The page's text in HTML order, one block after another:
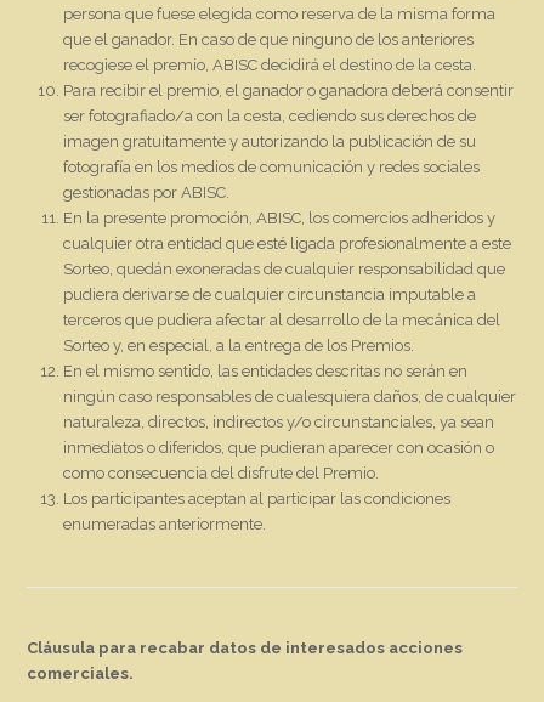
persona que fuese elegida como reserva de la misma forma
que el ganador. En caso de que ninguno de los anteriores
recogiese el premio, ABISC decidirá el destino de la cesta.
Para recibir el premio, el ganador o ganadora deberá consentir
ser fotografiado/a con la cesta, cediendo sus derechos de
imagen gratuitamente y autorizando la publicación de su
fotografía en los medios de comunicación y redes sociales
gestionadas por ABISC.
En la presente promoción, ABISC, los comercios adheridos y
cualquier otra entidad que esté ligada profesionalmente a este
Sorteo, quedán exoneradas de cualquier responsabilidad que
pudiera derivarse de cualquier circunstancia imputable a
terceros que pudiera afectar al desarrollo de la mecánica del
Sorteo y, en especial, a la entrega de los Premios.
En el mismo sentido, las entidades descritas no serán en
ningún caso responsables de cualesquiera daños, de cualquier
naturaleza, directos, indirectos y/o circunstanciales, ya sean
inmediatos o diferidos, que pudieran aparecer con ocasión o
como consecuencia del disfrute del Premio.
Los participantes aceptan al participar las condiciones
enumeradas anteriormente.
Cláusula para recabar datos de interesados acciones
comerciales.